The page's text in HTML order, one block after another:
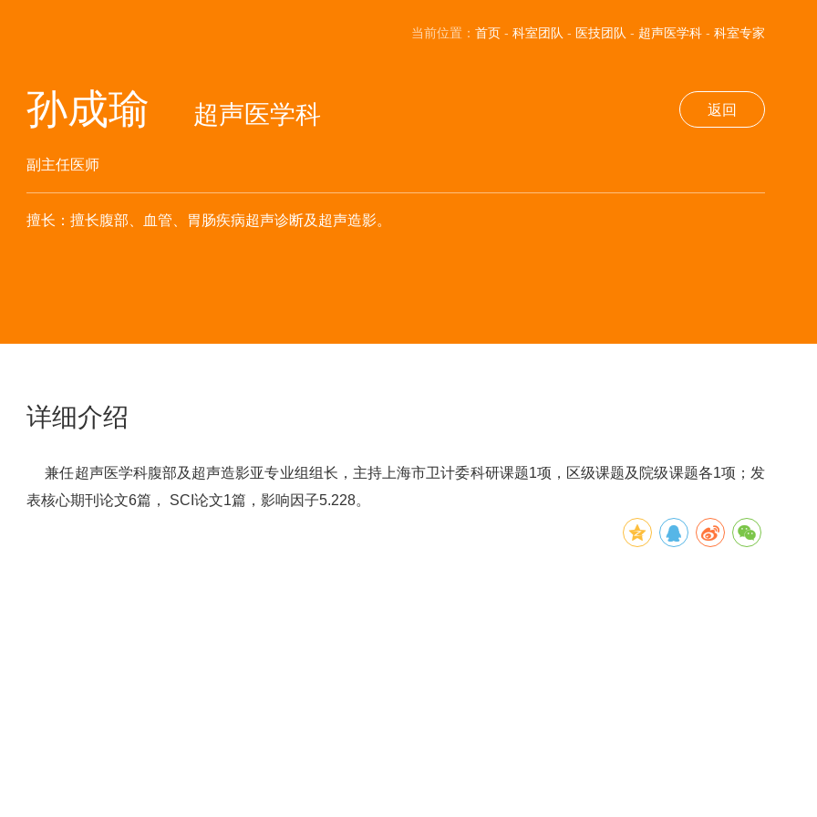
当前位置： 首页 - 科室团队 - 医技团队 - 超声医学科 - 科室专家
返回
孙成瑜 超声医学科
副主任医师
擅长：擅长腹部、血管、胃肠疾病超声诊断及超声造影。
详细介绍
兼任超声医学科腹部及超声造影亚专业组组长，主持上海市卫计委科研课题1项，区级课题及院级课题各1项；发
表核心期刊论文6篇， SCI 论文1篇，影响因子5.228。